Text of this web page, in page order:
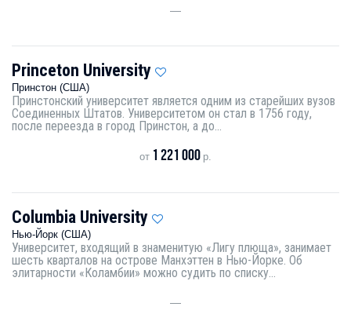
—
Princeton University
Принстон (США)
Принстонский университет является одним из старейших вузов
Соединенных Штатов. Университетом он стал в 1756 году,
после переезда в город Принстон, а до...
от 1 221 000 р.
Columbia University
Нью-Йорк (США)
Университет, входящий в знаменитую «Лигу плюща», занимает
шесть кварталов на острове Манхэттен в Нью-Йорке. Об
элитарности «Коламбии» можно судить по списку...
—